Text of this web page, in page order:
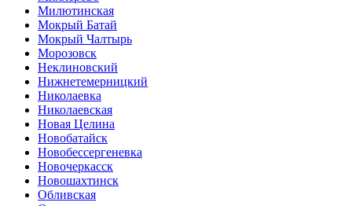
Милютинская
Мокрый Батай
Мокрый Чалтырь
Морозовск
Неклиновский
Нижнетемерницкий
Николаевка
Николаевская
Новая Целина
Новобатайск
Новобессергеневка
Новочеркасск
Новошахтинск
Обливская